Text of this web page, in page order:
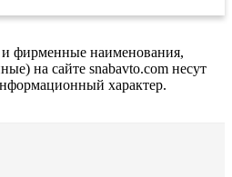
и фирменные наименования,
на сайте snabavto.com несут
характер.